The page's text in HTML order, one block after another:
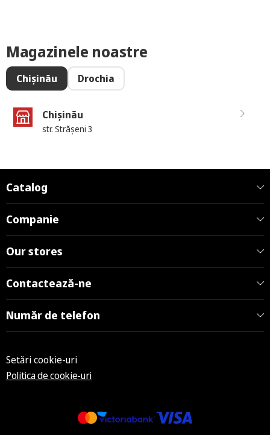
Magazinele noastre
Chișinău Drochia
Chișinău
str. Strășeni 3
Catalog
Companie
Our stores
Contactează-ne
Număr de telefon
Setări cookie-uri
Politica de cookie-uri